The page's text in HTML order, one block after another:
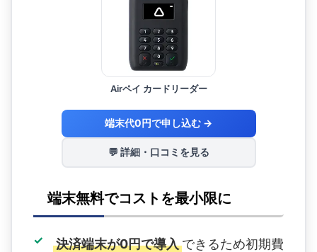
Airペイ カードリーダー
端末代0円で申し込む →
💬 詳細・口コミを見る
端末無料でコストを最小限に
決済端末が0円で導入 できるため初期費